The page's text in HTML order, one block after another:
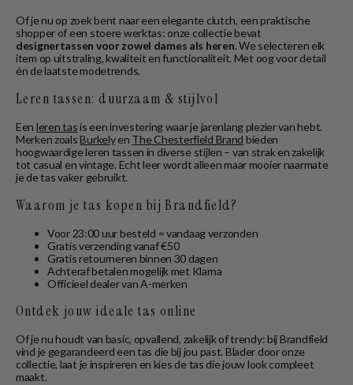
Of je nu op zoek bent naar een elegante clutch, een praktische
shopper of een stoere werktas: onze collectie bevat
designertassen voor zowel dames als heren. We selecteren elk
item op uitstraling, kwaliteit en functionaliteit. Met oog voor detail
én de laatste modetrends.
Leren tassen: duurzaam & stijlvol
Een leren tasis een investering waar je jarenlang plezier van hebt.
Merken zoalsBurkelyen The Chesterfield Brand bieden
hoogwaardige leren tassen in diverse stijlen – van strak en zakelijk
tot casual en vintage. Echt leer wordt alleen maar mooier naarmate
je de tas vaker gebruikt.
Waarom je tas kopen bij Brandfield?
Voor 23:00 uur besteld = vandaag verzonden
Gratis verzending vanaf €50
Gratis retourneren binnen 30 dagen
Achteraf betalen mogelijk met Klarna
Officieel dealer van A-merken
Ontdek jouw ideale tas online
Of je nu houdt van basic, opvallend, zakelijk of trendy: bij Brandfield
vind je gegarandeerd een tas die bij jou past. Blader door onze
collectie, laat je inspireren en kies de tas die jouw look compleet
maakt.